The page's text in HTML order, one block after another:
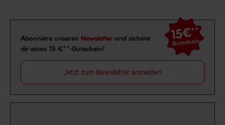
Newsletter Anmeldung
Abonniere unseren Newsletter und sichere
dir einen 15 €**-Gutschein!
15€**
Gutschein
Jetzt zum Newsletter anmelden